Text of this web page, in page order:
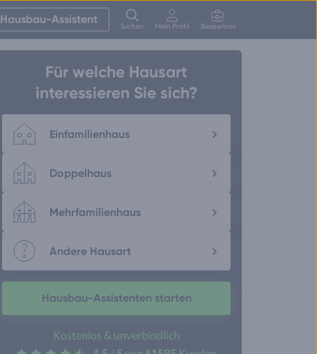
Hausbau-Assistent Suchen Mein Profil Baupartner
Für welche Hausart
interessieren Sie sich?
Einfamilienhaus
Doppelhaus
Mehrfamilienhaus
Andere Hausart
Hausbau-Assistenten starten
Kostenlos & unverbindlich